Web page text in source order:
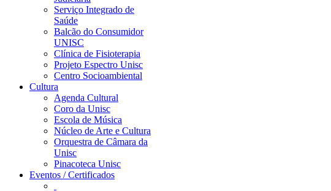
Serviço Integrado de
Saúde
Balcão do Consumidor
UNISC
Clínica de Fisioterapia
Projeto Espectro Unisc
Centro Socioambiental
Cultura
Agenda Cultural
Coro da Unisc
Escola de Música
Núcleo de Arte e Cultura
Orquestra de Câmara da
Unisc
Pinacoteca Unisc
Eventos / Certificados